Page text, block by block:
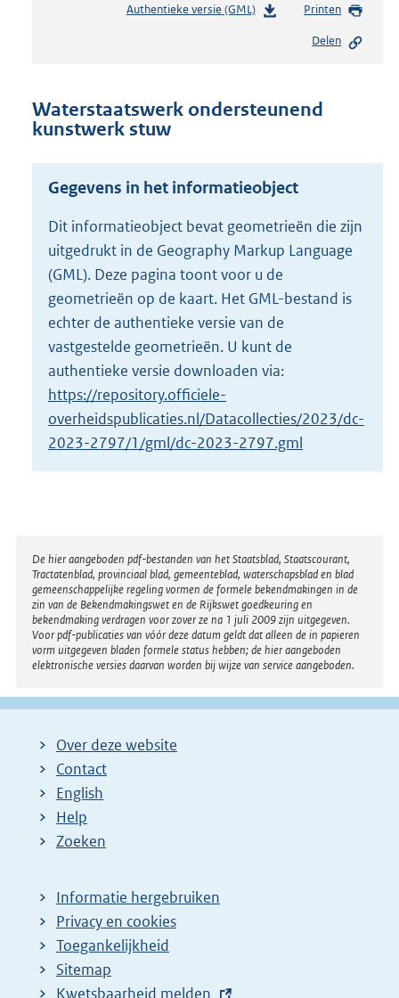
Authentieke versie (GML)b
n
o
t
t
e
:
2
M
b
Printen
Delen
Waterstaatswerk ondersteunend
kunstwerk stuw
Gegevens in het informatieobject
Dit informatieobject bevat geometrieën die zijn
uitgedrukt in de Geography Markup Language
(GML). Deze pagina toont voor u de
geometrieën op de kaart. Het GML-bestand is
echter de authentieke versie van de
vastgestelde geometrieën. U kunt de
authentieke versie downloaden via:
https://repository.officiele-
overheidspublicaties.nl/Datacollecties/2023/dc-
2023-2797/1/gml/dc-2023-2797.gml
Disclaimer
De hier aangeboden pdf-bestanden van het Staatsblad, Staatscourant,
Tractatenblad, provinciaal blad, gemeenteblad, waterschapsblad en blad
gemeenschappelijke regeling vormen de formele bekendmakingen in de
zin van de Bekendmakingswet en de Rijkswet goedkeuring en
bekendmaking verdragen voor zover ze na 1 juli 2009 zijn uitgegeven.
Voor pdf-publicaties van vóór deze datum geldt dat alleen de in papieren
vorm uitgegeven bladen formele status hebben; de hier aangeboden
elektronische versies daarvan worden bij wijze van service aangeboden.
Over deze website
Contact
English
Help
Zoeken
Informatie hergebruiken
Privacy en cookies
Toegankelijkheid
Sitemap
E
Kwetsbaarheid melden